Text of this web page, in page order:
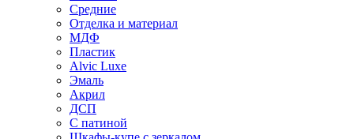
Средние
Отделка и материал
МДФ
Пластик
Alvic Luxe
Эмаль
Акрил
ДСП
С патиной